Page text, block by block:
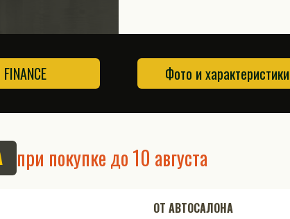
Фото и характеристики
при покупке до10 августа
ОТ АВТОСАЛОНА